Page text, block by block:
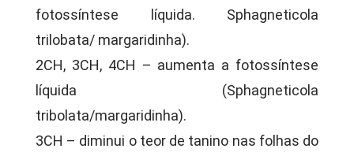
fotossíntese líquida. Sphagneticola
trilobata/ margaridinha).
2CH, 3CH, 4CH – aumenta a fotossíntese
líquida (Sphagneticola
tribolata/margaridinha).
3CH – diminui o teor de tanino nas folhas do